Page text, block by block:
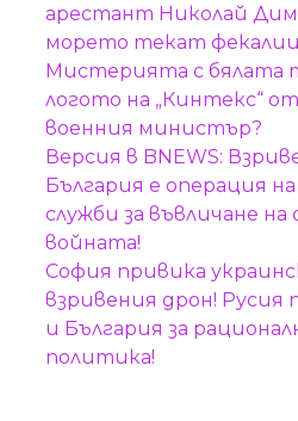
арестант Николай
морето текат фекалии
Мистерията с бялата
логото на „Кинтекс“
военния министър?
Версия в BNEWS:
България е операция
служби за въвличане
войната!
София привика
взривения дрон! Русия
и България за
политика!